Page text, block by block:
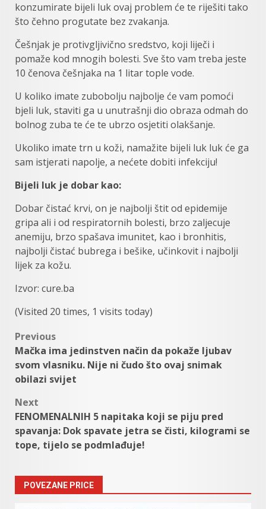
konzumirate bijeli luk ovaj problem će te riješiti tako
što čehno progutate bez zvakanja.
Češnjak je protivgljivično sredstvo, koji liječi i
pomaže kod mnogih bolesti. Sve što vam treba jeste
10 čenova češnjaka na 1 litar tople vode.
U koliko imate zubobolju najbolje će vam pomoći
bjeli luk, staviti ga u unutrašnji dio obraza odmah do
bolnog zuba te će te ubrzo osjetiti olakšanje.
Ukoliko imate trn u koži, namažite bijeli luk luk će ga
sam istjerati napolje, a nećete dobiti infekciju!
Bijeli luk je dobar kao:
Dobar čistać krvi, on je najbolji štit od epidemije
gripa ali i od respiratornih bolesti, brzo zaljecuje
anemiju, brzo spašava imunitet, kao i bronhitis,
najbolji čistać bubrega i bešike, učinkovit i najbolji
lijek za kožu.
Izvor: cure.ba
(Visited 20 times, 1 visits today)
Post
navigation
Previous
Mačka ima jedinstven način da pokaže ljubav
svom vlasniku. Nije ni čudo što ovaj snimak
obilazi svijet
Next
FENOMENALNIH 5 napitaka koji se piju pred
spavanja: Dok spavate jetra se čisti, kilogrami se
tope, tijelo se podmlađuje!
POVEZANE PRICE